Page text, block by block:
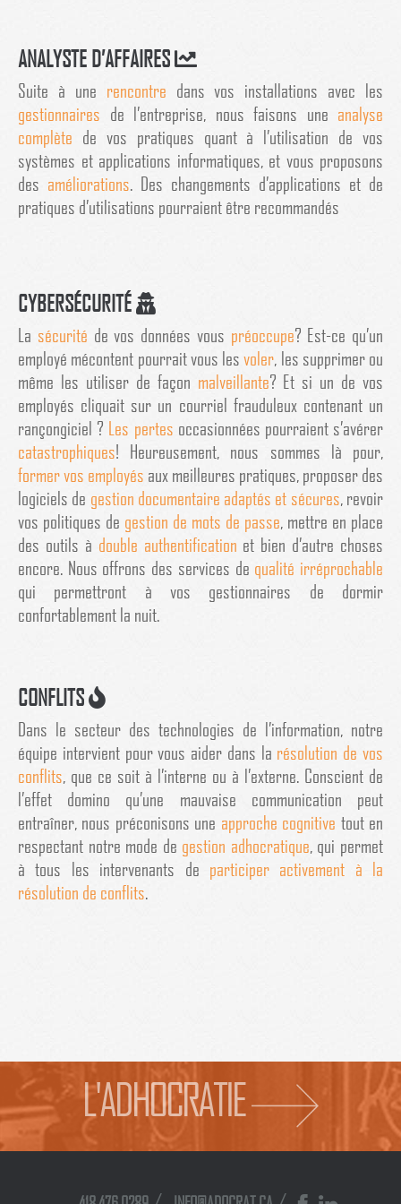
ANALYSTE D’AFFAIRES
Suite à une rencontre dans vos installations avec les
gestionnaires de l’entreprise, nous faisons une analyse
complète de vos pratiques quant à l’utilisation de vos
systèmes et applications informatiques, et vous proposons
des améliorations. Des changements d’applications et de
pratiques d’utilisations pourraient être recommandés
CYBERSÉCURITÉ
La sécurité de vos données vous préoccupe? Est-ce qu’un
employé mécontent pourrait vous lesvoler, les supprimer ou
même les utiliser de façon malveillante? Et si un de vos
employés cliquait sur un courriel frauduleux contenant un
rançongiciel ? Les pertes occasionnées pourraient s’avérer
catastrophiques! Heureusement, nous sommes là pour,
former vos employés aux meilleures pratiques, proposer des
logiciels de gestion documentaire adaptés et sécures, revoir
vos politiques de gestion de mots de passe, mettre en place
des outils à double authentification et bien d’autre choses
encore. Nous offrons des services de qualité irréprochable
qui permettront à vos gestionnaires de dormir
confortablement la nuit.
CONFLITS
Dans le secteur des technologies de l’information, notre
équipe intervient pour vous aider dans la résolution de vos
conflits, que ce soit à l’interne ou à l’externe. Conscient de
l’effet domino qu’une mauvaise communication peut
entraîner, nous préconisons une approche cognitive tout en
respectant notre mode de gestion adhocratique, qui permet
à tous les intervenants de participer activement à la
résolution de conflits.
L'ADHOCRATIE